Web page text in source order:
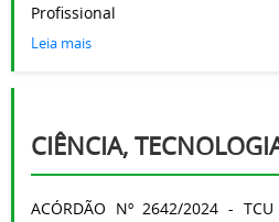
Profissional
Leia mais
CIÊNCIA,
ACÓRDÃO Nº 2642/2024 -